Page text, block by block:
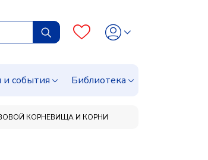
и события Библиотека
КОРНЕВИЩА И КОРНИ